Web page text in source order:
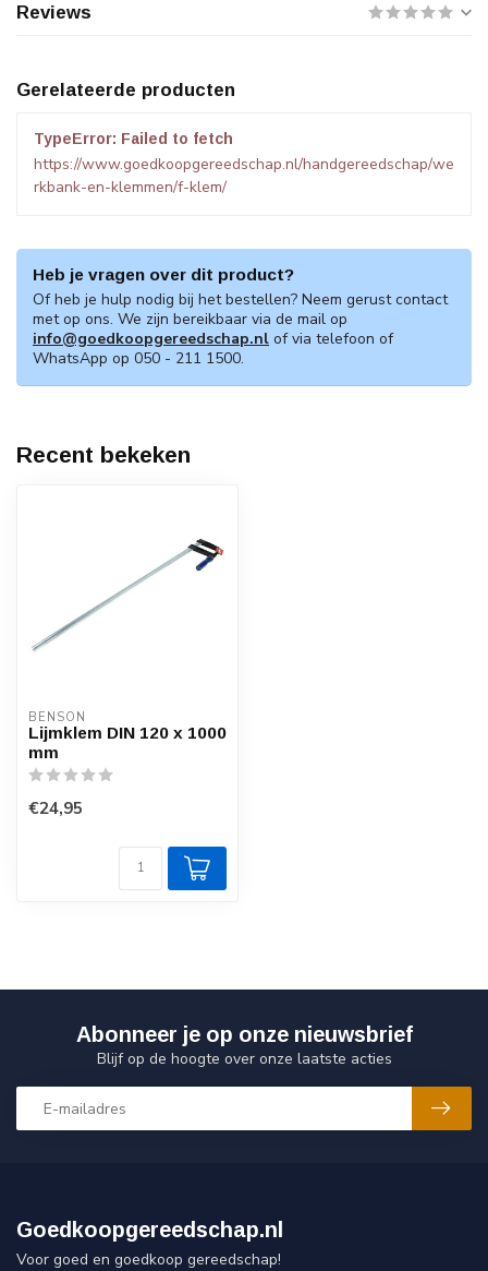
Reviews
Gerelateerde producten
TypeError: Failed to fetch
https://www.goedkoopgereedschap.nl/handgereedschap/we
rkbank-en-klemmen/f-klem/
Heb je vragen over dit product?
Of heb je hulp nodig bij het bestellen? Neem gerust contact
met op ons. We zijn bereikbaar via de mail op
info@goedkoopgereedschap.nl of via telefoon of
WhatsApp op 050 - 211 1500.
Recent bekeken
BENSON
Lijmklem DIN 120 x 1000
mm
€24,95
Abonneer je op onze nieuwsbrief
Blijf op de hoogte over onze laatste acties
Goedkoopgereedschap.nl
Voor goed en goedkoop gereedschap!